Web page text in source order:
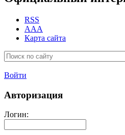
RSS
AAA
Карта сайта
Войти
Авторизация
Логин: